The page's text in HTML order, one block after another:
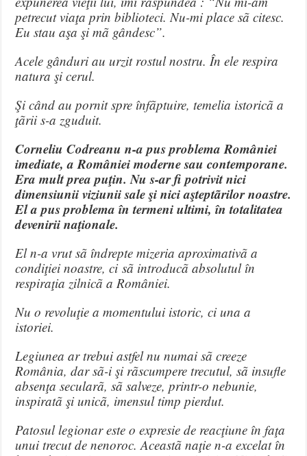
petrecut viaţa prin biblioteci. Nu-mi place sã citesc.
Eu stau aşa şi mã gândesc”.
Acele gânduri au urzit rostul nostru. În ele respira
natura şi cerul.
Şi când au pornit spre înfãptuire, temelia istoricã a
ţãrii s-a zguduit.
Corneliu Codreanu n-a pus problema României
imediate, a României moderne sau contemporane.
Era mult prea puţin. Nu s-ar fi potrivit nici
dimensiunii viziunii sale şi nici aşteptãrilor noastre.
El a pus problema în termeni ultimi, în totalitatea
devenirii naţionale.
El n-a vrut sã îndrepte mizeria aproximativã a
condiţiei noastre, ci sã introducã absolutul în
respiraţia zilnicã a României.
Nu o revoluţie a momentului istoric, ci una a
istoriei.
Legiunea ar trebui astfel nu numai sã creeze
România, dar sã-i şi rãscumpere trecutul, sã insufle
absenţa secularã, sã salveze, printr-o nebunie,
inspiratã şi unicã, imensul timp pierdut.
Patosul legionar este o expresie de reacţiune în faţa
unui trecut de nenoroc. Aceastã naţie n-a excelat în